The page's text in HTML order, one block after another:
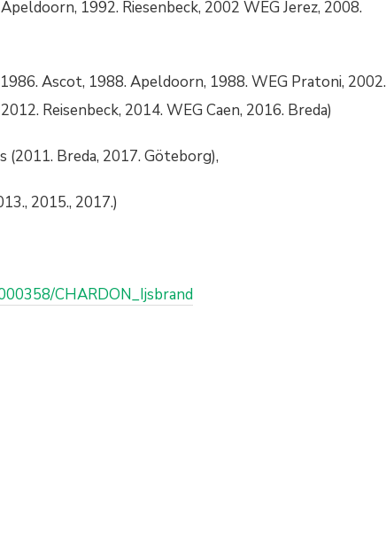
1992. Riesenbeck, 2002 WEG Jerez, 2008.
Ascot, 1988. Apeldoorn, 1988. WEG Pratoni, 2002.
Reisenbeck, 2014. WEG Caen, 2016. Breda)
(2011. Breda, 2017. Göteborg),
2015., 2017.)
CHARDON_Ijsbrand